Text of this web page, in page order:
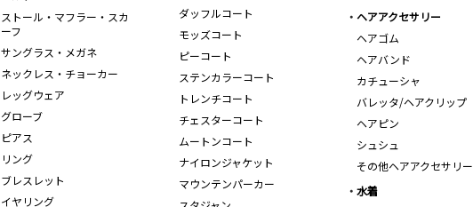
ダッフルコート
モッズコート
ピーコート
ステンカラーコート
トレンチコート
チェスターコート
ムートンコート
ナイロンジャケット
マウンテンパーカー
ストール・マフラー・スカ
ーフ
サングラス・メガネ
ネックレス・チョーカー
レッグウェア
グローブ
ピアス
リング
ブレスレット
イヤリング
ヘアアクセサリー
ヘアゴム
ヘアバンド
カチューシャ
バレッタ/ヘアクリップ
ヘアピン
シュシュ
その他ヘアアクセサリー
水着